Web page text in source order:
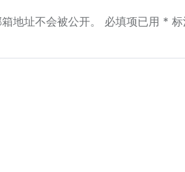
地址不会被公开。 必填项已用 *